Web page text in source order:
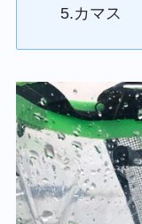
5.カマス